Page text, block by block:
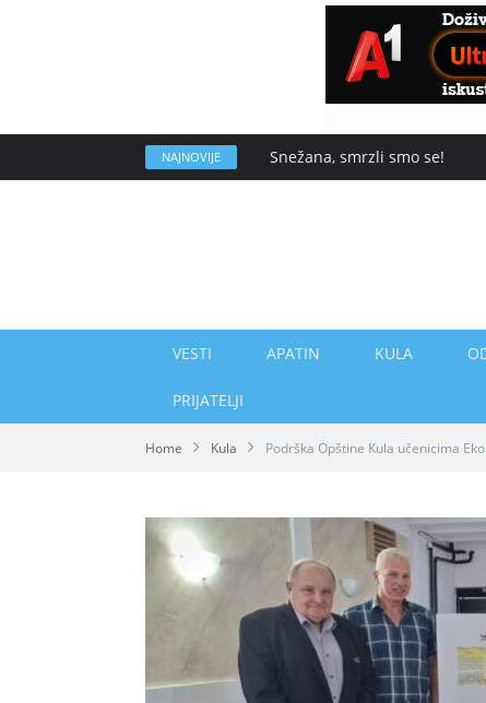
NAJNOVIJE Snežana, smrzli smo se!
VESTI APATIN KULA
PRIJATELJI
Home Kula Podrška Opštine Кula učenicima